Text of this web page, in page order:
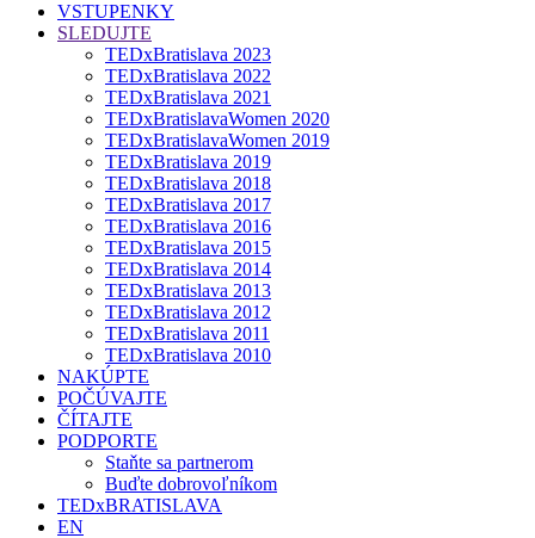
VSTUPENKY
SLEDUJTE
TEDxBratislava 2023
TEDxBratislava 2022
TEDxBratislava 2021
TEDxBratislavaWomen 2020
TEDxBratislavaWomen 2019
TEDxBratislava 2019
TEDxBratislava 2018
TEDxBratislava 2017
TEDxBratislava 2016
TEDxBratislava 2015
TEDxBratislava 2014
TEDxBratislava 2013
TEDxBratislava 2012
TEDxBratislava 2011
TEDxBratislava 2010
NAKÚPTE
POČÚVAJTE
ČÍTAJTE
PODPORTE
Staňte sa partnerom
Buďte dobrovoľníkom
TEDxBRATISLAVA
EN